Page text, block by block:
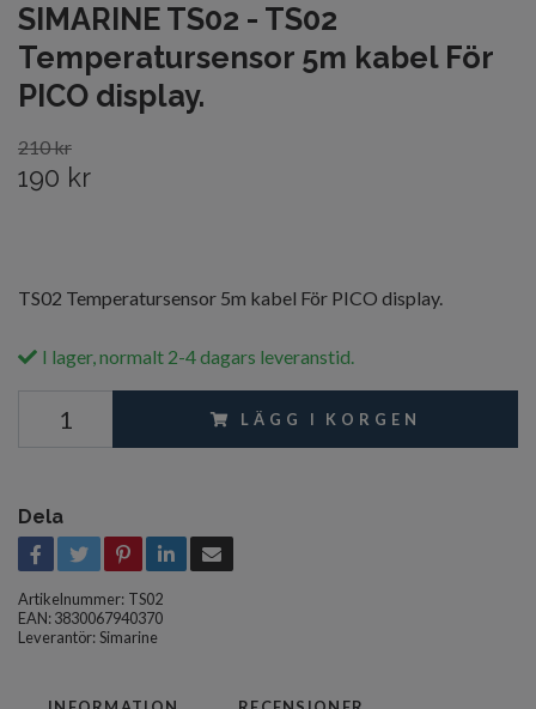
SIMARINE TS02 - TS02
Temperatursensor 5m kabel För
PICO display.
210 kr
190 kr
TS02 Temperatursensor 5m kabel För PICO display.
I lager, normalt 2-4 dagars leveranstid.
LÄGG I KORGEN
Dela
Artikelnummer: TS02
EAN: 3830067940370
Leverantör:Simarine